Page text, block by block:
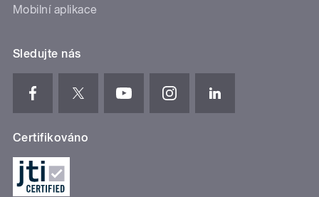
Mobilní aplikace
Sledujte nás
Certifikováno